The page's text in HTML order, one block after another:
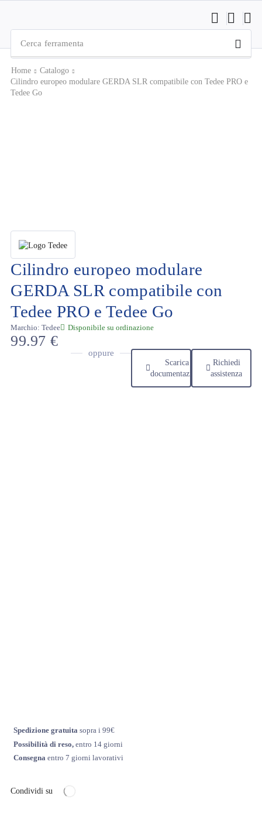
Cerca ferramenta
Home
Catalogo
Cilindro europeo modulare GERDA SLR compatibile con Tedee PRO e
Tedee Go
Cilindro europeo modulare
GERDA SLR compatibile con
Tedee PRO e Tedee Go
Marchio: Tedee Disponibile su ordinazione
99.97€
oppure
Scarica
documentazione
Richiedi
assistenza
Spedizione gratuita sopra i 99€
Possibilità di reso, entro 14 giorni
Consegna entro 7 giorni lavorativi
Condividi su